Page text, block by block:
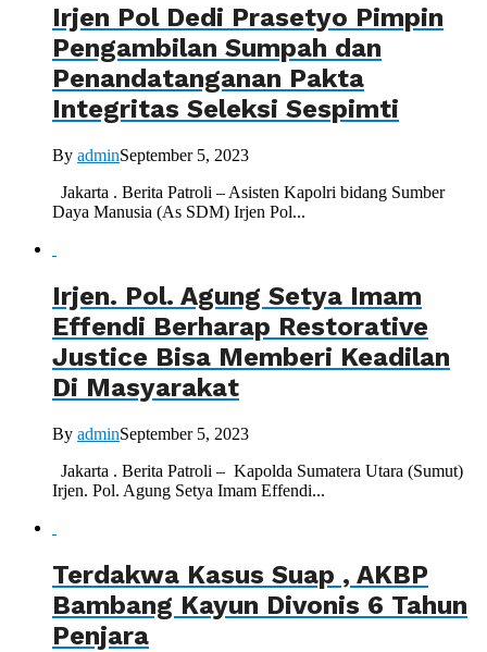
Irjen Pol Dedi Prasetyo Pimpin
Pengambilan Sumpah dan
Penandatanganan Pakta
Integritas Seleksi Sespimti
By adminSeptember 5, 2023
Jakarta . Berita Patroli – Asisten Kapolri bidang Sumber
Daya Manusia (As SDM) Irjen Pol...
Irjen. Pol. Agung Setya Imam
Effendi Berharap Restorative
Justice Bisa Memberi Keadilan
Di Masyarakat
By adminSeptember 5, 2023
Jakarta . Berita Patroli – Kapolda Sumatera Utara (Sumut)
Irjen. Pol. Agung Setya Imam Effendi...
Terdakwa Kasus Suap , AKBP
Bambang Kayun Divonis 6 Tahun
Penjara